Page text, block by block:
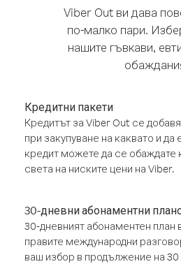
Viber Out ви дава
по-малко пари.
нашите гъвкави,
Кредитни пакети
Кредитът за Viber Out се
при закупуване на каквато и
кредит можете да се
света на ниските цени на Viber.
30-дневни абонаментни
30-дневният абонаментен план
правите международни
ваш избор в продължение на 30